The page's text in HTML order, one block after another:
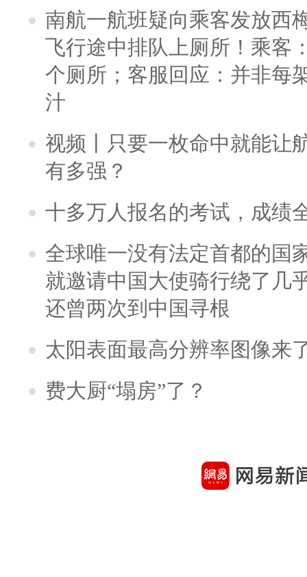
南航一航班疑向乘客发放西
飞行途中排队上厕所！乘客
个厕所；客服回应：并非每
汁
视频丨只要一枚命中就能让
有多强？
十多万人报名的考试，成绩
全球唯一没有法定首都的国
就邀请中国大使骑行绕了几
还曾两次到中国寻根
太阳表面最高分辨率图像来
费大厨“塌房”了？